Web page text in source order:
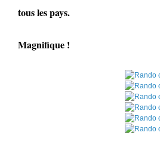
tous les pays.
Magnifique !